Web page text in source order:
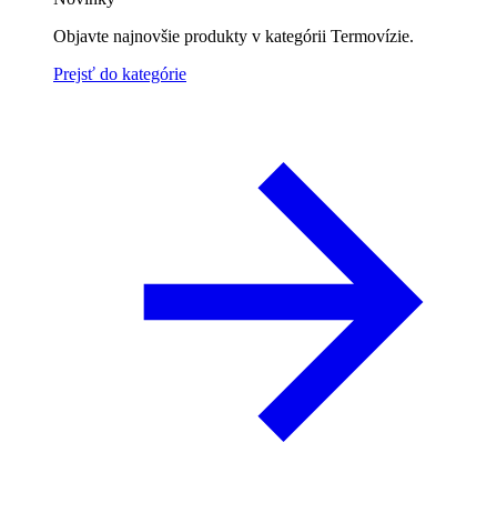
Objavte najnovšie produkty v kategórii Termovízie.
Prejsť do kategórie